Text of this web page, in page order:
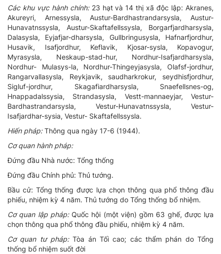
Các khu vực hành chính: 23 hạt và 14 thị xã độc lập: Akranes,
Akureyri, Arnessysla, Austur-Bardhastrandarsysla, Austur-
Hunavatnssysla, Austur-Skaftafellssysla, Borgarfjardharsysla,
Dalasysla, Eyjafjar-dharsysla, Gullbringusysla, Hafnarfjordhur,
Husavik, Isafjordhur, Keflavik, Kjosar-sysla, Kopavogur,
Myrasysla, Neskaup-stad-hur, Nordhur-Isafjardharsysla,
Nordhur- Mulasys-la, Nordhur-Thingeyjasysla, Olafsf-jordhur,
Rangarvallasysla, Reykjavik, saudharkrokur, seydhisfjordhur,
Sigluf-jordhur, Skagafiardharsysla, Snaefellsnes-og,
Hnappadalssysia, Strandasysla, Vestt-mannaeyjar, Vestur-
Bardhastrandarsysla, Vestur-Hunavatnssysla, Vestur-
Isafjardhar-sysia, Vestur- Skaftafellssysla.
Hiến pháp:Thông qua ngày 17-6 (1944).
Cơ quan hành pháp:
Đứng đầu Nhà nước: Tổng thống
Đứng đầu Chính phủ: Thủ tướng.
Bầu cử: Tổng thống được lựa chọn thông qua phổ thông đầu
phiếu, nhiệm kỳ 4 năm. Thủ tướng do Tổng thống bổ nhiệm.
Cơ quan lập pháp: Quốc hội (một viện) gồm 63 ghế, được lựa
chọn thông qua phổ thông đầu phiếu, nhiệm kỳ 4 năm.
Cơ quan tư pháp:Tòa án Tối cao; các thẩm phán do Tổng
thống bổ nhiệm suốt đời